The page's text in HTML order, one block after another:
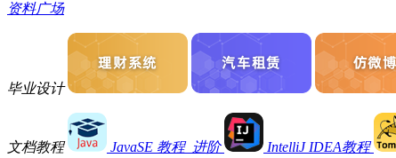
资料广场
毕业设计
文档教程 JavaSE 教程_进阶 IntelliJ IDEA教程